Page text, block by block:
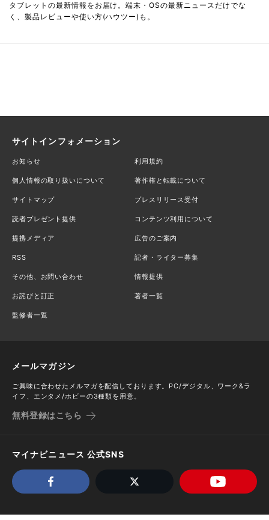
タブレットの最新情報をお届け。端末・OSの最新ニュースだけでな
く、製品レビューや使い方(ハウツー)も。
サイトインフォメーション
お知らせ 利用規約
個人情報の取り扱いについて 著作権と転載について
サイトマップ プレスリリース受付
読者プレゼント提供 コンテンツ利用について
提携メディア 広告のご案内
RSS 記者・ライター募集
その他、お問い合わせ 情報提供
お詫びと訂正 著者一覧
監修者一覧
メールマガジン
ご興味に合わせたメルマガを配信しております。PC/デジタル、ワーク&ラ
イフ、エンタメ/ホビーの3種類を用意。
無料登録はこちら
マイナビニュース 公式SNS